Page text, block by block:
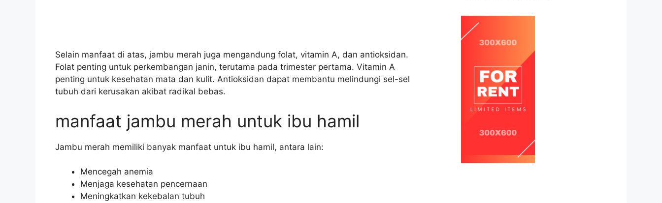
Selain manfaat di atas, jambu merah juga mengandung folat, vitamin A, dan antioksidan.
Folat penting untuk perkembangan janin, terutama pada trimester pertama. Vitamin A
penting untuk kesehatan mata dan kulit. Antioksidan dapat membantu melindungi sel-sel
tubuh dari kerusakan akibat radikal bebas.
manfaat jambu merah untuk ibu hamil
Jambu merah memiliki banyak manfaat untuk ibu hamil, antara lain:
Mencegah anemia
Menjaga kesehatan pencernaan
Meningkatkan kekebalan tubuh